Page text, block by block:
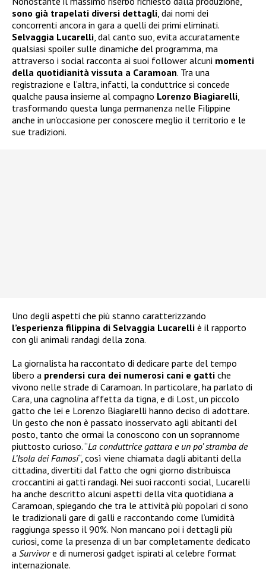
sono già trapelati diversi dettagli, dai nomi dei
concorrenti ancora in gara a quelli dei primi eliminati.
Selvaggia Lucarelli, dal canto suo, evita accuratamente
qualsiasi spoiler sulle dinamiche del programma, ma
attraverso i social racconta ai suoi follower alcuni momenti
della quotidianità vissuta a Caramoan. Tra una
registrazione e l’altra, infatti, la conduttrice si concede
qualche pausa insieme al compagno Lorenzo Biagiarelli,
trasformando questa lunga permanenza nelle Filippine
anche in un’occasione per conoscere meglio il territorio e le
sue tradizioni.
Uno degli aspetti che più stanno caratterizzando
l’esperienza filippina di Selvaggia Lucarelli è il rapporto
con gli animali randagi della zona.
La giornalista ha raccontato di dedicare parte del tempo
libero a prendersi cura dei numerosi cani e gatti che
vivono nelle strade di Caramoan. In particolare, ha parlato di
Cara, una cagnolina affetta da tigna, e di Lost, un piccolo
gatto che lei e Lorenzo Biagiarelli hanno deciso di adottare.
Un gesto che non è passato inosservato agli abitanti del
posto, tanto che ormai la conoscono con un soprannome
piuttosto curioso. “La conduttrice gattara e un po’ stramba de
L’Isola dei Famosi“, così viene chiamata dagli abitanti della
cittadina, divertiti dal fatto che ogni giorno distribuisca
croccantini ai gatti randagi. Nei suoi racconti social, Lucarelli
ha anche descritto alcuni aspetti della vita quotidiana a
Caramoan, spiegando che tra le attività più popolari ci sono
le tradizionali gare di galli e raccontando come l’umidità
raggiunga spesso il 90%. Non mancano poi i dettagli più
curiosi, come la presenza di un bar completamente dedicato
a Survivore di numerosi gadget ispirati al celebre format
internazionale.